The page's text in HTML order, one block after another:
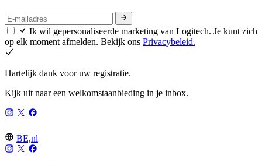
Ik wil gepersonaliseerde marketing van Logitech. Je kunt zich
op elk moment afmelden. Bekijk ons Privacybeleid.
Hartelijk dank voor uw registratie.
Kijk uit naar een welkomstaanbieding in je inbox.
BE,nl